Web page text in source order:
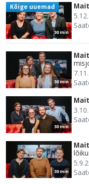
30 min
Kõige uuemad
30 min
30 min
30 min